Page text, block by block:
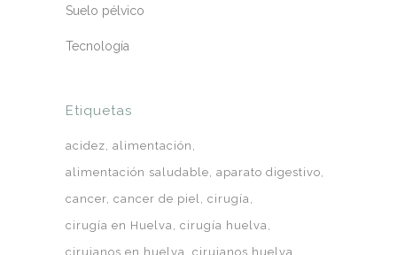
Suelo pélvico
Tecnología
Etiquetas
acidez alimentación
alimentación saludable aparato digestivo
cancer cancer de piel cirugía
cirugía en Huelva cirugía huelva
cirujanos en huelva cirujanos huelva